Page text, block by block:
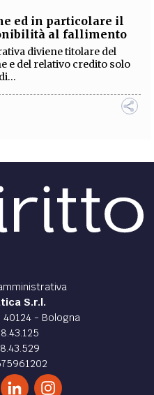
ed in particolare il
al fallimento
diviene titolare del
e del relativo credito solo
S.r.l.
40124 - Bologna